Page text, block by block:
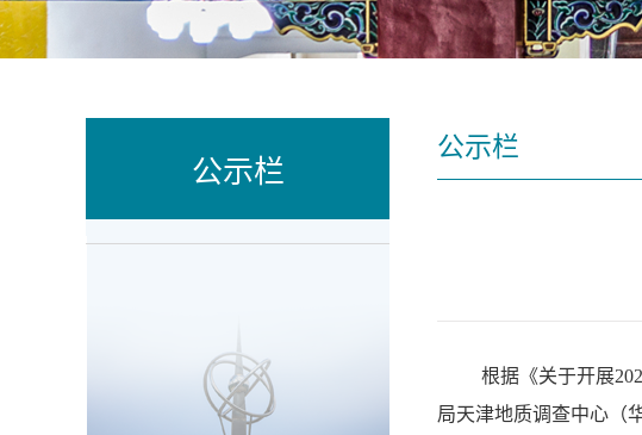
公示栏
公示栏
根据《关于开展
局天津地质调查中心（